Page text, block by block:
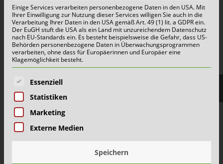
Abfallarten
Container & Behälter
FAQ
Jobs&Karriere
Reklamation & Services
Aktuelles | Pressemitteilungen
Herzlich willkommen im Team Grün-Gelb!
Wertstoffhof Erkrath | Geänderte Öffnungszeiten
Einige Services verarbeiten personenbezogene Daten in den USA. Mit
Ihrer Einwilligung zur Nutzung dieser Services willigen Sie auch in die
Verarbeitung Ihrer Daten in den USA gemäß Art. 49 (1) lit. a GDPR ein.
Der EuGH stuft die USA als ein Land mit unzureichendem Datenschutz
nach EU-Standards ein. Es besteht beispielsweise die Gefahr, dass US-
Behörden personenbezogene Daten in Überwachungsprogrammen
verarbeiten, ohne dass für Europäerinnen und Europäer eine
Klagemöglichkeit besteht.
Es folgt eine Liste der Service-Gruppen, für die eine
Essenziell
Statistiken
Marketing
Externe Medien
Speichern